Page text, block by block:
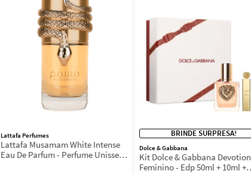
Lattafa Perfumes
Lattafa Musamam White Intense
Eau De Parfum - Perfume Unissex
BRINDE SURPRESA!
Dolce & Gabbana
Kit Dolce & Gabbana Devotion
Feminino - Edp 50ml + 10ml +